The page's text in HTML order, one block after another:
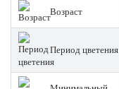
Возраст
Период цветения